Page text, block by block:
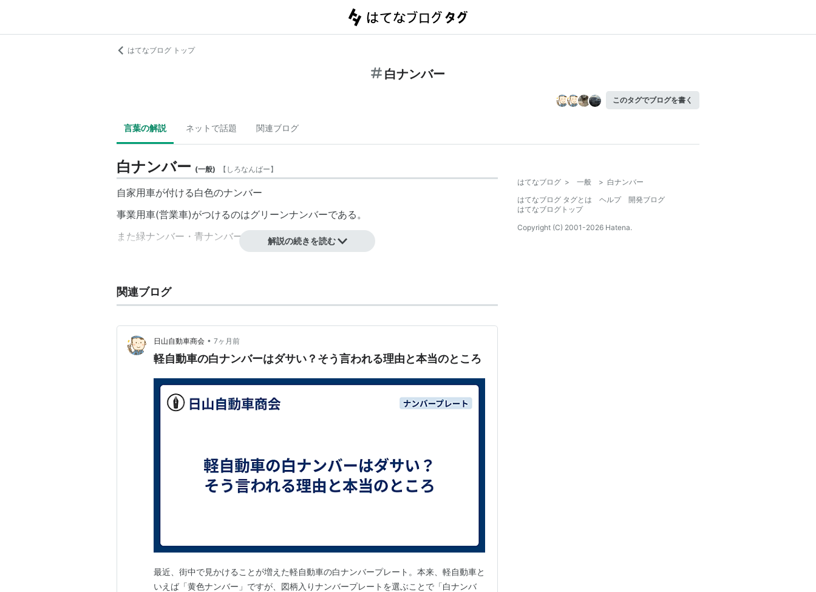
はてなブログ トップ
白ナンバー
このタグでブログを書く
言葉の解説 ネットで話題 関連ブログ
白ナンバー (一般) 【 しろなんばー】
自家用車が付ける白色のナンバー
事業用車(営業車)がつけるのはグリーンナンバーである。
また緑ナンバー・青ナンバーとも言う。解説の続きを読む
関連ブログ
日山自動車商会 • 7ヶ月前
軽自動車の白ナンバーはダサい？そう言われる理由と本当のところ
最近、街中で見かけることが増えた軽自動車の白ナンバープレート。本来、軽自動車と
いえば「黄色ナンバー」ですが、図柄入りナンバープレートを選ぶことで「白ナンバ
はてなブログ > 一般 > 白ナンバー
はてなブログ タグとは
ヘルプ
開発ブログ
はてなブログトップ
Copyright (C) 2001-2026 Hatena.